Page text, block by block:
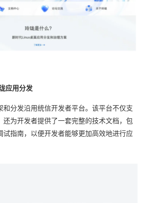
应用分发
和分发沿用统信开发者平台。该平台不仅支
还为开发者提供了一套完整的技术文档，包
试指南，以便开发者能够更加高效地进行应